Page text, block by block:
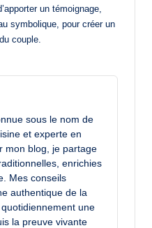
un témoignage,
symbolique, pour créer un
couple.
sous le nom de
et experte en
mon blog, je partage
enrichies
Mes conseils
authentique de la
une
la preuve vivante